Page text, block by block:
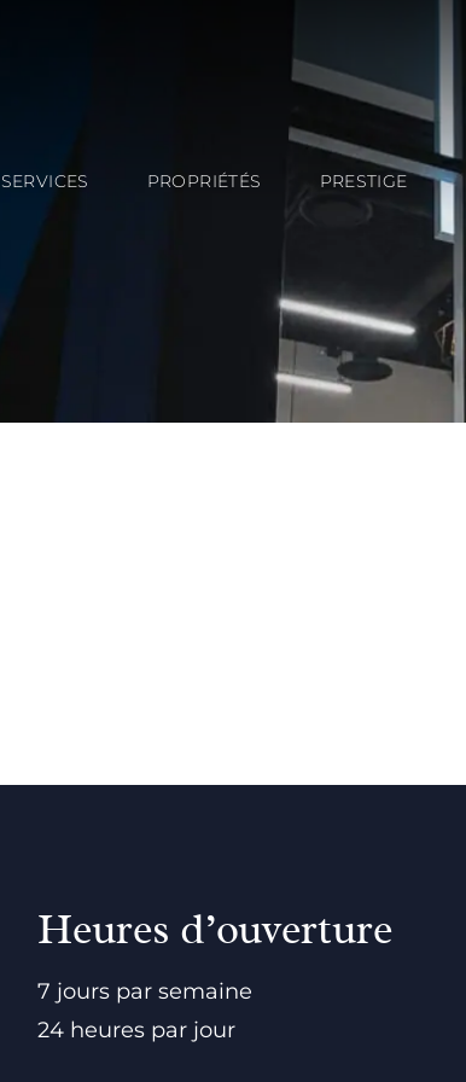
SERVICES PROPRIÉTÉS PRESTIGE
Heures d’ouverture
7 jours par semaine
24 heures par jour